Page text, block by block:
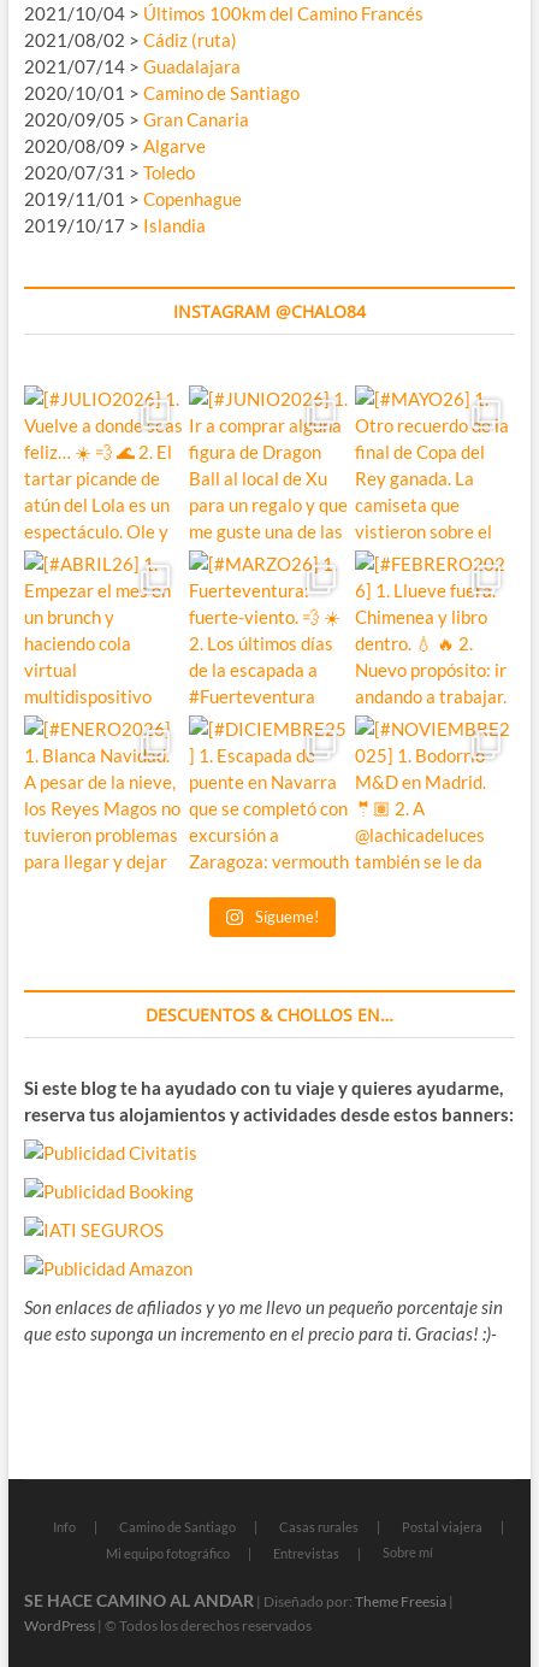
2021/10/04 > Últimos 100km del Camino Francés
2021/08/02 > Cádiz (ruta)
2021/07/14 > Guadalajara
2020/10/01 > Camino de Santiago
2020/09/05 > Gran Canaria
2020/08/09 > Algarve
2020/07/31 > Toledo
2019/11/01 > Copenhague
2019/10/17 > Islandia
INSTAGRAM @CHALO84
Sígueme!
DESCUENTOS & CHOLLOS EN…
Si este blog te ha ayudado con tu viaje y quieres ayudarme,
reserva tus alojamientos y actividades desde estos banners:
Son enlaces de afiliados y yo me llevo un pequeño porcentaje sin
que esto suponga un incremento en el precio para ti. Gracias! :)-
Info Camino de Santiago Casas rurales
Postal viajera
Mi equipo fotográfico
Entrevistas Sobre mí
SE HACE CAMINO AL ANDAR | Diseñado por: Theme Freesia|
WordPress| © Todos los derechos reservados